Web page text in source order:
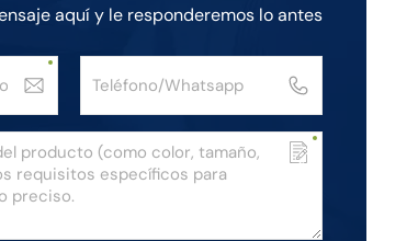
aquí y le responderemos lo antes